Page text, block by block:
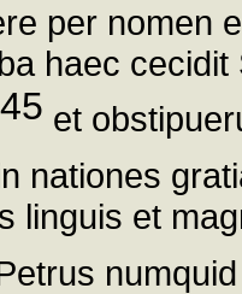
per nomen
haec
45 et
nationes
linguis et